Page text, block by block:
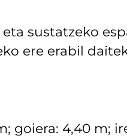
sustatzeko
ere erabil
goiera: 4,40 m;